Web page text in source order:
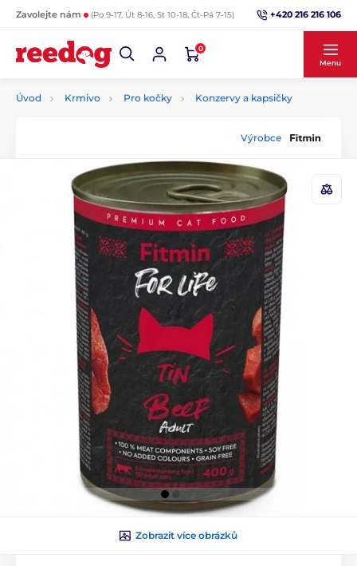
Zavolejte nám (Po 9-17, Út 8-16, St 10-18, Čt-Pá 7-15) +420 216 216 106
0
Menu
Úvod Krmivo Pro kočky Konzervy a kapsičky
Výrobce
Zobrazit více obrázků